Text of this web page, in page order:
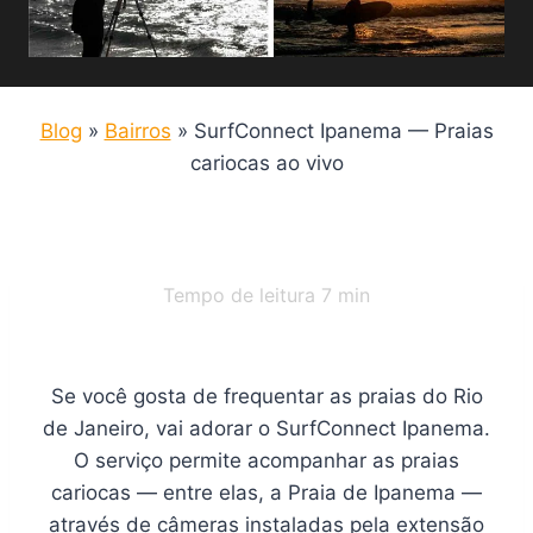
Blog » Bairros » SurfConnect Ipanema — Praias
cariocas ao vivo
Tempo de leitura 7 min
Se você gosta de frequentar as praias do Rio
de Janeiro, vai adorar o SurfConnect Ipanema.
O serviço permite acompanhar as praias
cariocas — entre elas, a Praia de Ipanema —
através de câmeras instaladas pela extensão